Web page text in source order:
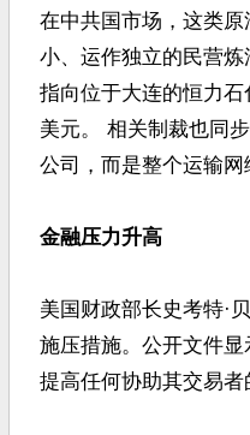
在中共国市场，这类原
小、运作独立的民营
指向位于大连的恒力
美元。 相关制裁也同
公司，而是整个运输网
金融压力升高
美国财政部长史考特·
施压措施。公开文件
提高任何协助其交易者